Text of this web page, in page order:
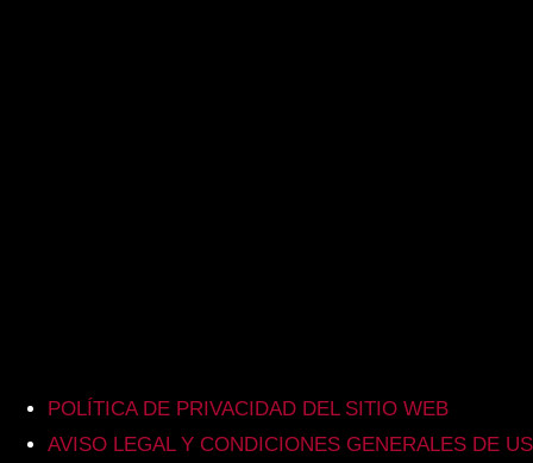
POLÍTICA DE PRIVACIDAD DEL SITIO WEB
AVISO LEGAL Y CONDICIONES GENERALES DE